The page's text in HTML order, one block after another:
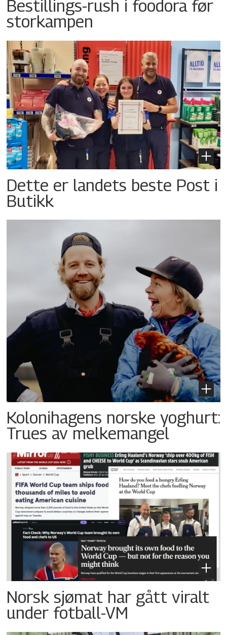
Bestillings-rush i foodora før
storkampen
Dette er landets beste Post i
Butikk
Kolonihagens norske yoghurt:
Trues av melkemangel
Norsk sjømat har gått viralt
under fotball-VM